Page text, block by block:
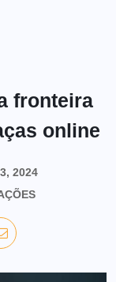
fronteira
online
2024